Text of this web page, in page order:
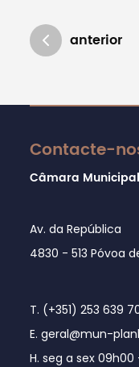
anterior
Atualizado em
Contacte-
Câmara
Av. da República
4830 - 513 Póvoa
T. (+351) 253 639
E. geral@mun-
H. seg a sex